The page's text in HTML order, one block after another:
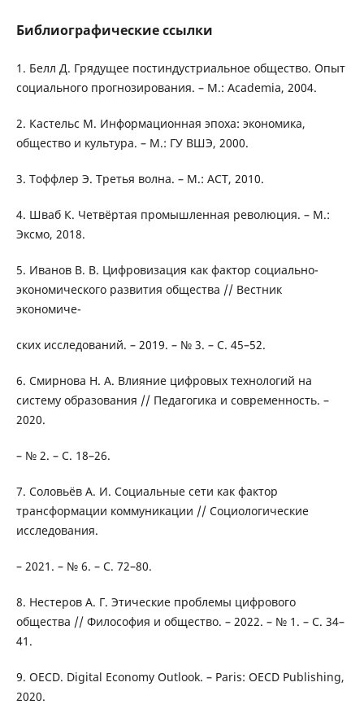
Библиографические ссылки
1. Белл Д. Грядущее постиндустриальное общество. Опыт
социального прогнозирования. – М.: Academia, 2004.
2. Кастельс М. Информационная эпоха: экономика,
общество и культура. – М.: ГУ ВШЭ, 2000.
3. Тоффлер Э. Третья волна. – М.: АСТ, 2010.
4. Шваб К. Четвёртая промышленная революция. – М.:
Эксмо, 2018.
5. Иванов В. В. Цифровизация как фактор социально-
экономического развития общества // Вестник
экономиче-
ских исследований. – 2019. – № 3. – С. 45–52.
6. Смирнова Н. А. Влияние цифровых технологий на
систему образования // Педагогика и современность. –
2020.
– № 2. – С. 18–26.
7. Соловьёв А. И. Социальные сети как фактор
трансформации коммуникации // Социологические
исследования.
– 2021. – № 6. – С. 72–80.
8. Нестеров А. Г. Этические проблемы цифрового
общества // Философия и общество. – 2022. – № 1. – С. 34–
41.
9. OECD. Digital Economy Outlook. – Paris: OECD Publishing,
2020.